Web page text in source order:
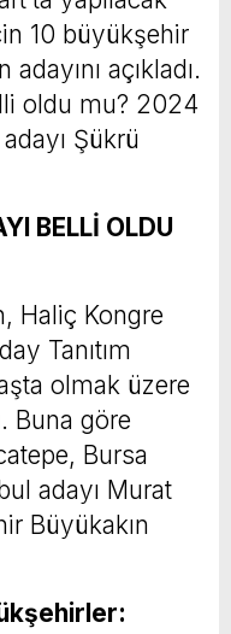
10 büyükşehir
açıkladı.
oldu mu? 2024
Şükrü
BELLİ OLDU
Haliç Kongre
Tanıtım
olmak üzere
Buna göre
Bursa
adayı Murat
Büyükakın